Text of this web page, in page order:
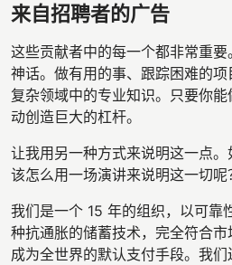
来自招聘者的广告
这些贡献者中的每一个都非常重
神话。做有用的事、跟踪困难的
复杂领域中的专业知识。只要你
动创造巨大的杠杆。
让我用另一种方式来说明这一点。
该怎么用一场演讲来说明这一切呢
我们是一个 15 年的组织，以可靠
种抗通胀的储蓄技术，完全符合
成为全世界的默认支付手段。我